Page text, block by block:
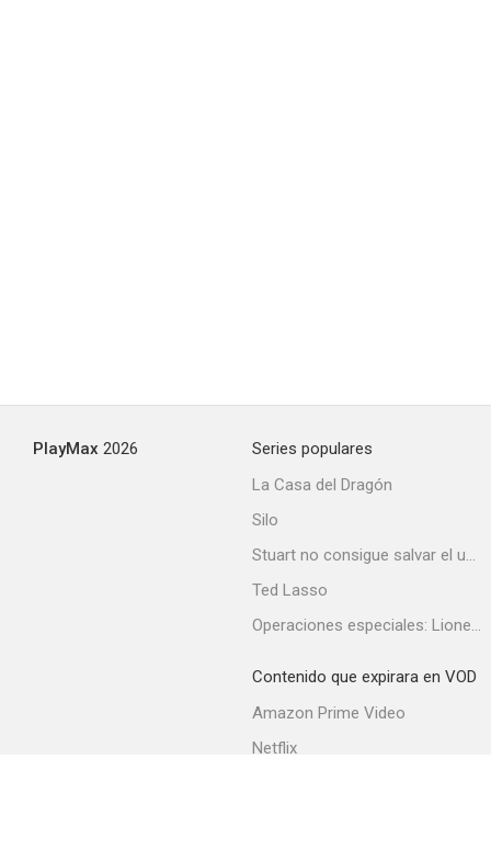
PlayMax 2026
Series populares
La Casa del Dragón
Silo
Stuart no consigue salvar el universo
Ted Lasso
Operaciones especiales: Lioness
Contenido que expirara en VOD
Amazon Prime Video
Netflix